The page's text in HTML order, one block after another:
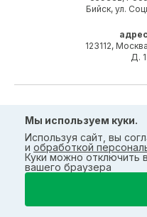
Бийск, ул.
123112,
Д.
марка" в категории
здоровья и улучшения
2. Доставка лекарственных
Федеральному закону "Об
12.04.2010 N 61-ФЗ
Сервис ЗАО «Эвалар» может
информацию, содержащуюся
Мы используем куки.
Используя сайт, вы
и обработкой
Куки можно отключить
вашего браузера